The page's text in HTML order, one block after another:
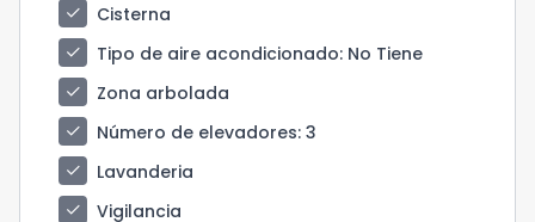
check
Cisterna
check
Tipo de aire acondicionado: No Tiene
check
Zona arbolada
check
Número de elevadores: 3
check
Lavanderia
check
Vigilancia